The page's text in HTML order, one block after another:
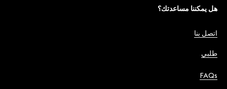
هل يمكننا مساعدتك؟
اتصل بنا
طلبي
FAQs